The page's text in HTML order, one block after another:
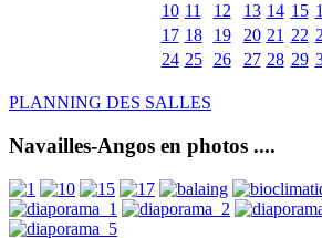
10 11 12 13 14 15
17 18 19 20 21 22
24 25 26 27 28 29
PLANNING DES SALLES
Navailles-Angos en photos ....